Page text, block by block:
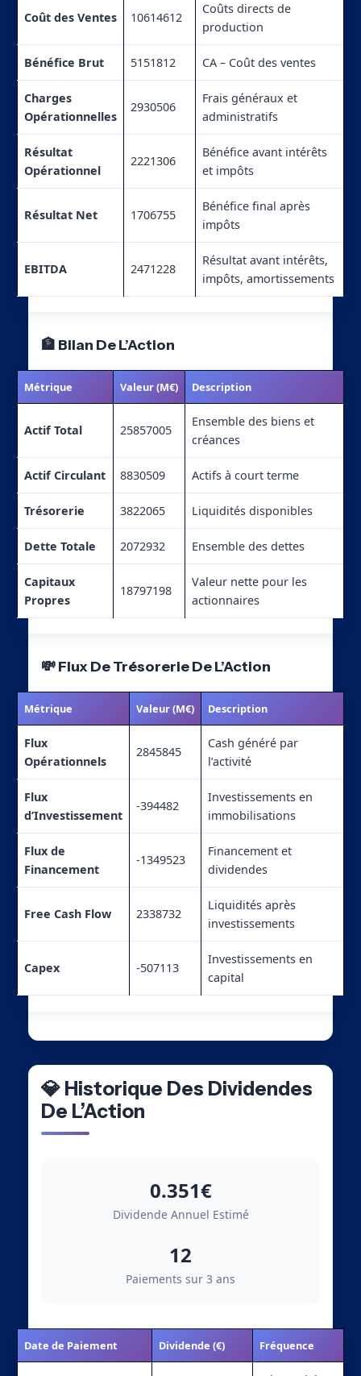
Coût des Ventes 10614612
Coûts directs de
production
Bénéfice Brut 5151812 CA – Coût des ventes
Charges
Opérationnelles
2930506
Frais généraux et
administratifs
Résultat
Opérationnel
2221306
Bénéfice avant intérêts
et impôts
Résultat Net 1706755
Bénéfice final après
impôts
EBITDA 2471228
Résultat avant intérêts,
impôts, amortissements
🏦 Bilan De L’Action
Métrique Valeur (M€) Description
Actif Total 25857005
Ensemble des biens et
créances
Actif Circulant 8830509 Actifs à court terme
Trésorerie 3822065 Liquidités disponibles
Dette Totale 2072932 Ensemble des dettes
Capitaux
Propres
18797198
Valeur nette pour les
actionnaires
💸 Flux De Trésorerie De L’Action
Métrique Valeur (M€) Description
Flux
Opérationnels
2845845
Cash généré par
l’activité
Flux
d’Investissement
-394482
Investissements en
immobilisations
Flux de
Financement
-1349523
Financement et
dividendes
Free Cash Flow 2338732
Liquidités après
investissements
Capex -507113
Investissements en
capital
💎 Historique Des Dividendes
De L’Action
0.351€
Dividende Annuel Estimé
12
Paiements sur 3 ans
Date de Paiement Dividende (€) Fréquence